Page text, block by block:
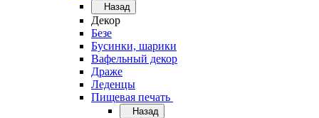
Назад
Декор
Безе
Бусинки, шарики
Вафельный декор
Драже
Леденцы
Пищевая печать
Назад